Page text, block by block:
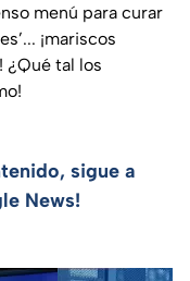
menú para curar
¡mariscos
¿Qué tal los
sigue a
News!